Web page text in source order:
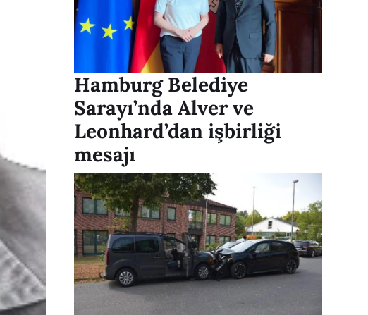
Hamburg Belediye
Sarayı’nda Alver ve
Leonhard’dan işbirliği
mesajı